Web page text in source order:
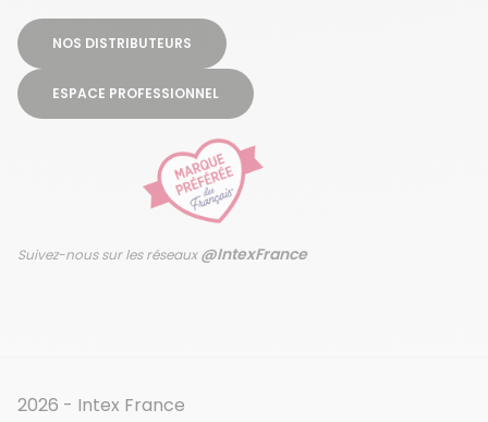
NOS DISTRIBUTEURS
ESPACE PROFESSIONNEL
Suivez-nous sur les réseaux@IntexFrance
2026 - Intex France